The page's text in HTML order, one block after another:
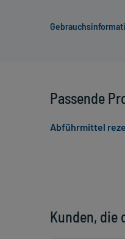
Kunden, die
Passende
Abführmittel